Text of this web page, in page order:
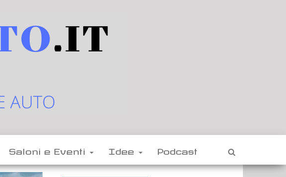
Saloni e Eventi Idee Podcast